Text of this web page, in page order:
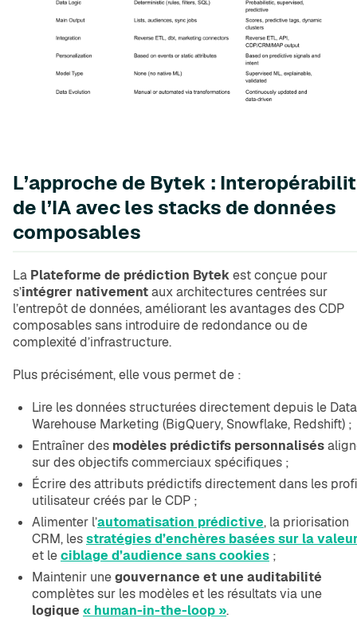
L’approche de Bytek :
de l’IA avec les stacks de données
composables
La Plateforme de prédiction Bytekest conçue pour
s’intégrer nativementaux architectures centrées sur
l’entrepôt de données, améliorant les avantages des CDP
composables sans introduire de redondance ou de
complexité d’infrastructure.
Plus précisément, elle vous permet de :
Lire les données structurées directement depuis le Data
Warehouse Marketing (BigQuery, Snowflake, Redshift) ;
Entraîner des modèles prédictifs personnalisés
sur des objectifs commerciaux spécifiques ;
Écrire des attributs prédictifs directement dans les
utilisateur créés par le CDP ;
Alimenter l’automatisation prédictive, la priorisation
CRM, lesstratégies d’enchères basées sur la
et leciblage d’audience sans cookies ;
Maintenir unegouvernance et une auditabilité
complètes sur les modèles et les résultats via une
logique « human-in-the-loop ».